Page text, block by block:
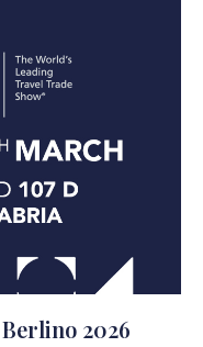
2026